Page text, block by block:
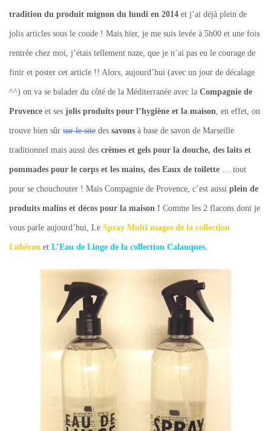
tradition du produit mignon du lundi en 2014 et j’ai déjà plein de
jolis articles sous le coude ! Mais hier, je me suis levée à 5h00 et une fois
rentrée chez moi, j’étais tellement naze, que je n’ai pas eu le courage de
finir et poster cet article !! Alors, aujourd’hui (avec un jour de décalage
^^) on va se balader du côté de la Méditerranée avec la Compagnie de
Provence et ses jolis produits pour l’hygiène et la maison , en effet, on
trouve bien sûr sur le site des savons à base de savon de Marseille
traditionnel mais aussi des crèmes et gels pour la douche, des laits et
pommades pour le corps et les mains, des Eaux de toilette … tout
pour se chouchouter ! Mais Compagnie de Provence, c’est aussi plein de
produits malins et décos pour la maison ! Comme les 2 flacons dont je
vous parle aujourd’hui, Le Spray Multi usages de la collection
Lubéron et L’Eau de Linge de la collection Calanques